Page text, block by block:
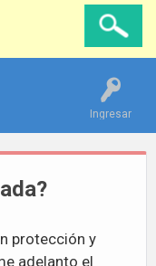
Ingresar
protección y
adelanto el